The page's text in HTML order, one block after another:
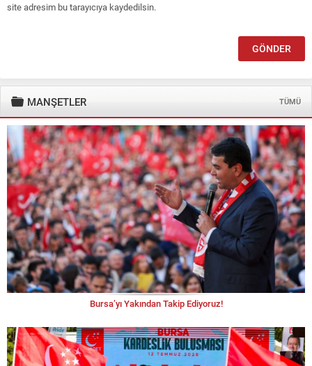
site adresim bu tarayıcıya kaydedilsin.
MANŞETLER TÜMÜ
Bursa’yı Yakından Takip Ediyoruz!